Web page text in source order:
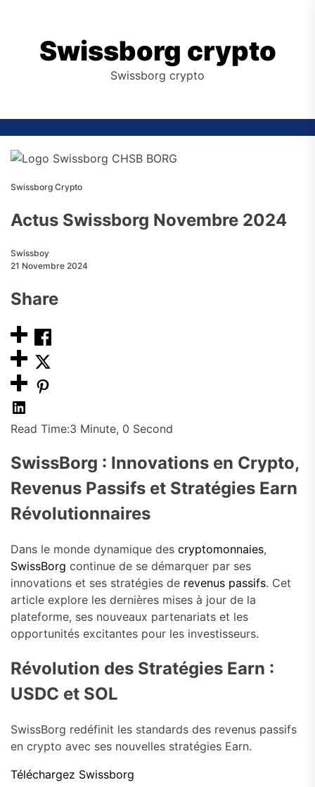
Swissborg crypto
Swissborg crypto
Swissborg Crypto
Actus Swissborg Novembre 2024
Swissboy
21 Novembre 2024
Share
Read Time:3 Minute, 0 Second
SwissBorg : Innovations en Crypto,
Revenus Passifs et Stratégies Earn
Révolutionnaires
Dans le monde dynamique des cryptomonnaies,
SwissBorg continue de se démarquer par ses
innovations et ses stratégies de revenus passifs. Cet
article explore les dernières mises à jour de la
plateforme, ses nouveaux partenariats et les
opportunités excitantes pour les investisseurs.
Révolution des Stratégies Earn :
USDC et SOL
SwissBorg redéfinit les standards des revenus passifs
en crypto avec ses nouvelles stratégies Earn.
Téléchargez Swissborg